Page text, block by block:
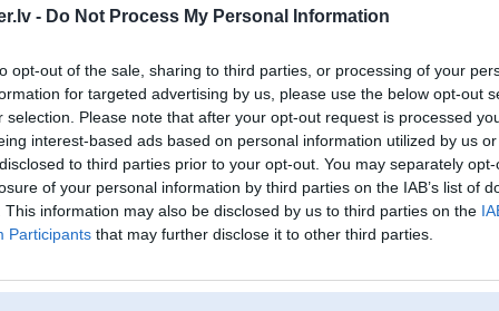
- Do Not Process My Personal Information
opt-out of the sale, sharing to third parties, or processing of your
for targeted advertising by us, please use the below opt-out
selection. Please note that after your opt-out request is processed
interest-based ads based on personal information utilized by us
to third parties prior to your opt-out. You may separately
of your personal information by third parties on the IAB’s list of
This information may also be disclosed by us to third parties on the
Participants that may further disclose it to other third parties.
Forums Galerijas Reģistrācija Lietotāji
Lietotāja carpetcleaningte profils
Lietotājvārds:
carpetcleaningte
Ziņojumi forumā:
0
Pēdējie ziņojumi forumā